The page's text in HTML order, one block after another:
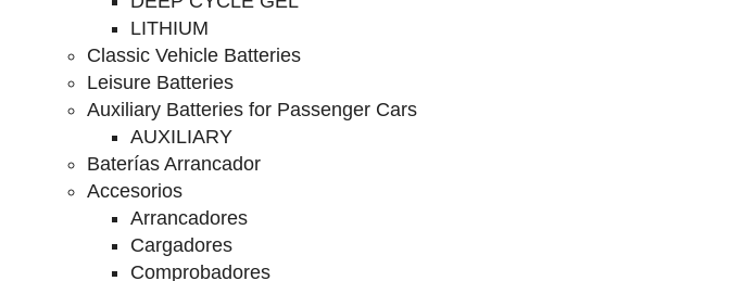
LITHIUM
Classic Vehicle Batteries
Leisure Batteries
Auxiliary Batteries for Passenger Cars
AUXILIARY
Baterías Arrancador
Accesorios
Arrancadores
Cargadores
Comprobadores